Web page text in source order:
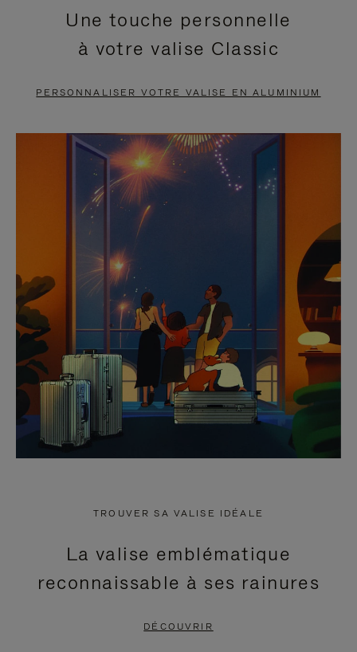
EN
PAUSE,
APPUYEZ
POUR
METTRE
PAUSE
VIDÉO
EST
DÉSACTIVÉ.
CLIQUER
POUR
RÉACTIVER
LE
SON
Une touche personnelle
à votre valise Classic
PERSONNALISER VOTRE VALISE EN ALUMINIUM
TROUVER SA VALISE IDÉALE
La valise emblématique
reconnaissable à ses rainures
DÉCOUVRIR